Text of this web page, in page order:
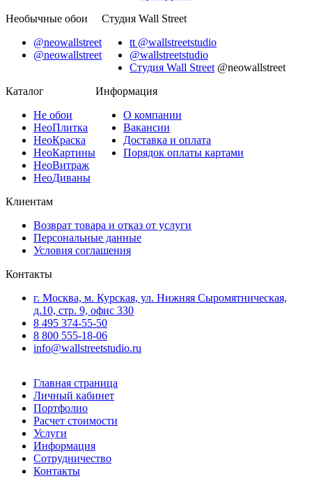
Необычные обои
@neowallstreet
@neowallstreet
Студия Wall Street
tt @wallstreetstudio
@wallstreetstudio
Студия Wall Street @neowallstreet
Каталог
Не обои
НеоПлитка
НеоКраска
НеоКартины
НеоВитраж
НеоДиваны
Информация
О компании
Вакансии
Доставка и оплата
Порядок оплаты картами
Клиентам
Возврат товара и отказ от услуги
Персональные данные
Условия соглашения
Контакты
г. Москва, м. Курская, ул. Нижняя Сыромятническая,
д.10, стр. 9, офис 330
8 495 374-55-50
8 800 555-18-06
info@wallstreetstudio.ru
Главная страница
Личный кабинет
Портфолио
Расчет стоимости
Услуги
Информация
Сотрудничество
Контакты